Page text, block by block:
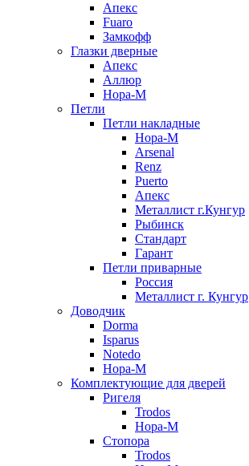
Апекс
Fuaro
Замкофф
Глазки дверные
Апекс
Аллюр
Нора-М
Петли
Петли накладные
Нора-М
Arsenal
Renz
Puerto
Апекс
Металлист г.Кунгур
Рыбинск
Стандарт
Гарант
Петли приварные
Россия
Металлист г. Кунгур
Доводчик
Dorma
Isparus
Notedo
Нора-М
Комплектующие для дверей
Ригеля
Trodos
Нора-М
Стопора
Trodos